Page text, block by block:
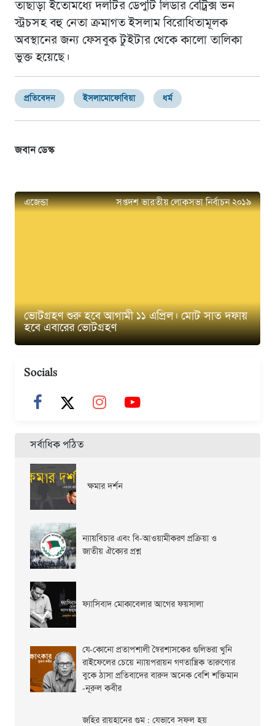
তাছাড়া ইতোমধ্যে দলটির ডেপুটি লিডার বেট্রিক্স ভন
স্ট্রচসহ বহু নেতা ক্রমাগত ইসলাম বিরোধিতামূলক
অবস্থানের জন্য ফেসবুক টুইটার থেকে কালো তালিকা
ভুক্ত হয়েছে।
প্রতিবেদন ইসলামোফোবিয়া ধর্ম
জবান ডেস্ক
এজেন্ডা সপ্তদশ ভারতীয় লোকসভা নির্বাচন ২০১৯
ভোটগ্রহণ শুরু হবে আগামী ১১ এপ্রিল। মোট সাত দফায়
হবে এবারের ভোটগ্রহণ
Socials
সর্বাধিক পঠিত
ক্ষমার দর্শন
ন্যায়বিচার এবং বি-আওয়ামীকরণ প্রক্রিয়া ও
জাতীয় ঐক্যের প্রশ্ন
ফ্যাসিবাদ মোকাবেলার আগের ফয়সালা
যে-কোনো প্রতাপশালী স্বৈরশাসকের গুলিভরা খুনি
রাইফেলের চেয়ে ন্যায়পরায়ন গণতান্ত্রিক তারুণ্যের
বুকে ঠাসা প্রতিবাদের বারুদ অনেক বেশি শক্তিমান
-নূরুল কবীর
জহির রায়হানের গুম : যেভাবে সফল হয়